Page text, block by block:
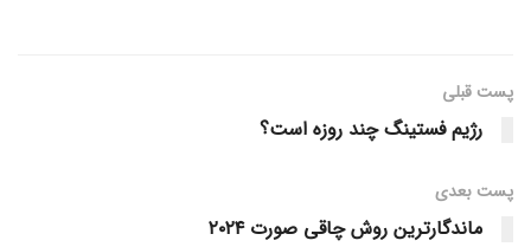
پست قبلی
رژیم فستینگ چند روزه است؟
پست‌ بعدی
ماندگارترین روش چاقی صورت ۲۰۲۴